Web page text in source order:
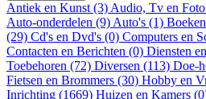
Antiek en Kunst (3) Audio, Tv en
Auto-onderdelen (9) Auto's (1)
(29) Cd's en Dvd's (0) Computers en
Contacten en Berichten (0) Diensten
Toebehoren (72) Diversen (113) Doe-
Fietsen en Brommers (30) Hobby en
Inrichting (1669) Huizen en Kamers